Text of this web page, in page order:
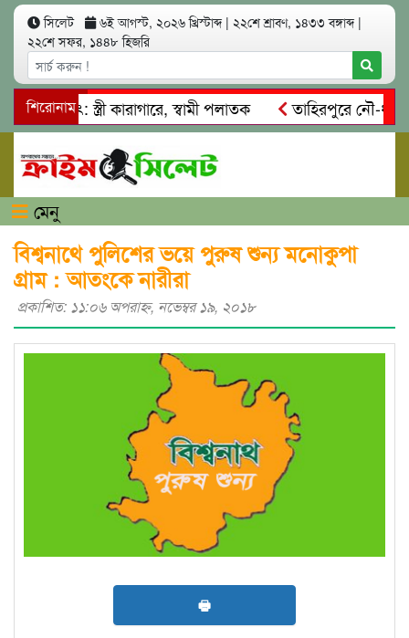
সিলেট ৬ই আগস্ট, ২০২৬ খ্রিস্টাব্দ | ২২শে শ্রাবণ, ১৪৩৩ বঙ্গাব্দ |
২২শে সফর, ১৪৪৮ হিজরি
শিরোনাম
স্ত্রী কারাগারে, স্বামী পলাতক
তাহিরপুরে নৌ-ধর্মঘট
মারধর
নগরীতে কোটি টাকার সম্পত্তি দখলের চেষ্টা:
মেনু
বিশ্বনাথে পুলিশের ভয়ে পুরুষ শুন্য মনোকুপা
গ্রাম : আতংকে নারীরা
প্রকাশিত: ১১:০৬ অপরাহ্ণ, নভেম্বর ১৯, ২০১৮
🖶